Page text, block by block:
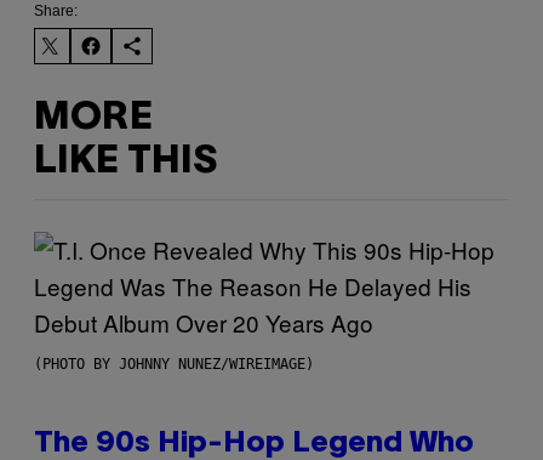
Share:
MORE
LIKE THIS
(PHOTO BY JOHNNY NUNEZ/WIREIMAGE)
The 90s Hip-Hop Legend Who